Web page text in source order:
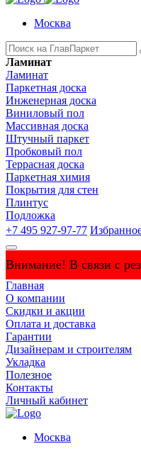
Москва
Ламинат
Ламинат
Паркетная доска
Инженерная доска
Виниловый пол
Массивная доска
Штучный паркет
Пробковый пол
Террасная доска
Паркетная химия
Покрытия для стен
Плинтус
Подложка
+7 495 927-97-77
Внимание! В связи с
Главная
О компании
Скидки и акции
Оплата и доставка
Гарантии
Дизайнерам и строителям
Укладка
Полезное
Контакты
Личный кабинет
Москва